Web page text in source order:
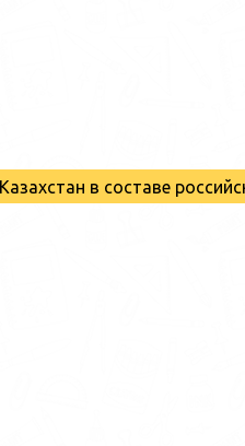
Казахстан в составе